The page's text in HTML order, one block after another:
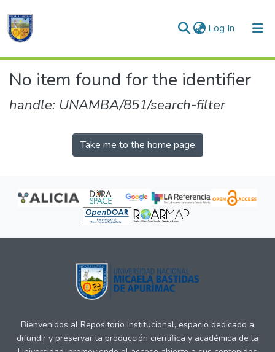
Log In (current)
Communities & Collections
No item found for the identifier
handle: UNAMBA/851/search-filter
Take me to the home page
Bienvenidos al Repositorio Institucional, espacio dedicado a
difundir y preservar la producción científica y académica de la